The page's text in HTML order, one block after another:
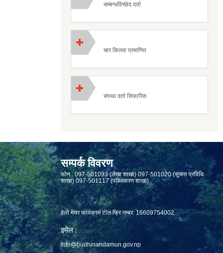
सम्बन्धविच्छेद दर्ता
चार किल्ला प्रमाणित
संस्था दर्ता सिफारिस
सम्पर्क विवरण
फाेन : 097-501093 (लेखा शाखा) 097-501020 (सूचना प्रविधि
शाखा) 097-501117 (पञ्जिकरण शाखा)
हेलो मेयर कार्यक्रम टोल फ्रि नम्बर: 16609754002
इमेल :
info@budhinandamun.gov.np